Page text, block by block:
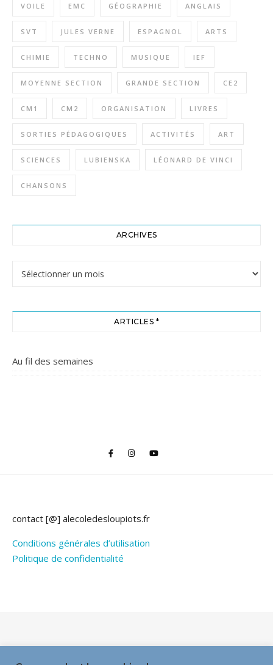
VOILE EMC GÉOGRAPHIE ANGLAIS
SVT JULES VERNE ESPAGNOL ARTS
CHIMIE TECHNO MUSIQUE IEF
MOYENNE SECTION GRANDE SECTION CE2
CM1 CM2 ORGANISATION LIVRES
SORTIES PÉDAGOGIQUES ACTIVITÉS ART
SCIENCES LUBIENSKA LÉONARD DE VINCI
CHANSONS
ARCHIVES
ARTICLES *
Au fil des semaines
contact [@] alecoledesloupiots.fr
Conditions générales d’utilisation
Politique de confidentialité